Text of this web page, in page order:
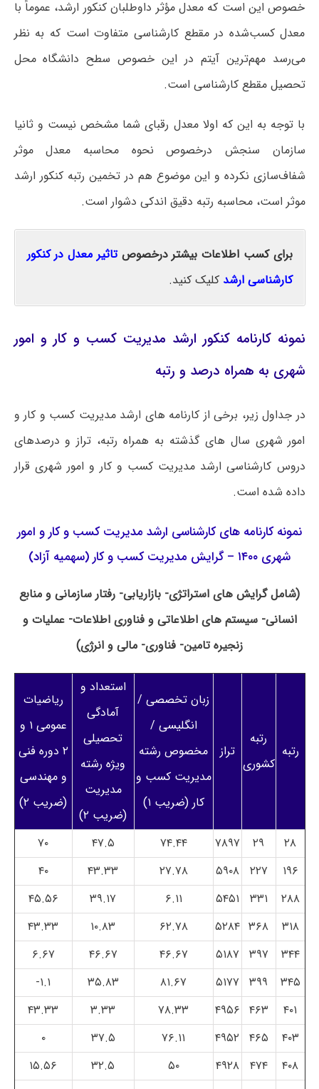
خصوص این است که معدل مؤثر داوطلبان کنکور ارشد، عموماً با
معدل کسب‌شده در مقطع کارشناسی متفاوت است که به نظر
می‌رسد مهم‌ترین آیتم در این خصوص سطح دانشگاه محل
تحصیل مقطع کارشناسی است.
با توجه به این که اولا معدل رقبای شما مشخص نیست و ثانیا
سازمان سنجش درخصوص نحوه محاسبه معدل موثر
شفاف‌سازی نکرده و این موضوع هم در تخمین رتبه کنکور ارشد
موثر است، محاسبه رتبه دقیق اندکی دشوار است.
برای کسب اطلاعات بیشتر درخصوصتاثیر معدل در کنکور
کارشناسی ارشد کلیک کنید.
نمونه کارنامه کنکور ارشد مدیریت کسب و کار و امور
شهری به همراه درصد و رتبه
در جداول زیر، برخی از کارنامه های ارشد مدیریت کسب و کار و
امور شهری سال های گذشته به همراه رتبه، تراز و درصدهای
دروس کارشناسی ارشد مدیریت کسب و کار و امور شهری قرار
داده شده است.
نمونه کارنامه های کارشناسی ارشد مدیریت کسب و کار و امور
شهری ۱۴۰۰ – گرایش مدیریت کسب و کار (سهمیه آزاد)
(شامل گرایش های استراتژی- بازاریابی- رفتار سازمانی و منابع
انسانی- سیستم های اطلاعاتی و فناوری اطلاعات- عملیات و
زنجیره تامین- فناوری- مالی و انرژی)
رتبه
رتبه
کشوری
تراز
زبان تخصصی /
انگلیسی /
مخصوص رشته
مدیریت کسب و
کار (ضریب ۱)
استعداد و
آمادگی
تحصیلی
ویژه رشته
مدیریت
(ضریب ۲)
ریاضیات
عمومی ۱ و
۲ دوره فنی
و مهندسی
(ضریب ۲)
۲۸ ۲۹ ۷۸۹۷ ۷۴.۴۴ ۴۷.۵
۷۰
۱۹۶
۲۲۷ ۵۹۰۸ ۲۷.۷۸ ۴۳.۳۳
۴۰
۲۸۸
۳۳۱ ۵۴۵۱ ۶.۱۱ ۳۹.۱۷
۴۵.۵۶
۳۱۸
۳۶۸ ۵۲۸۴ ۶۲.۷۸ ۱۰.۸۳
۴۳.۳۳
۳۴۴
۳۹۷ ۵۱۸۷ ۴۶.۶۷ ۴۶.۶۷
۶.۶۷
۳۴۵
۳۹۹ ۵۱۷۷ ۸۱.۶۷ ۳۵.۸۳
۱.۱-
۴۰۱
۴۶۳ ۴۹۵۶ ۷۸.۳۳ ۳.۳۳
۴۳.۳۳
۴۰۳
۴۶۵ ۴۹۵۲ ۷۶.۱۱ ۳۷.۵
۰
۴۰۸
۴۷۴ ۴۹۲۸ ۵۰ ۳۲.۵
۱۵.۵۶